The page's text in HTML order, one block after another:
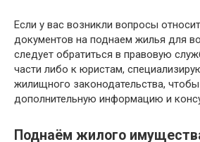
Если у вас возникли вопросы
документов на поднаем жилья для
следует обратиться в правовую
части либо к юристам,
жилищного законодательства, чтобы
дополнительную информацию и
Поднаём жилого